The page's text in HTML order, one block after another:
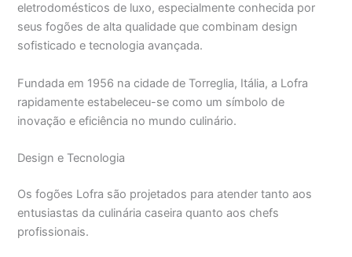
eletrodomésticos de luxo, especialmente conhecida por
seus fogões de alta qualidade que combinam design
sofisticado e tecnologia avançada.
Fundada em 1956 na cidade de Torreglia, Itália, a Lofra
rapidamente estabeleceu-se como um símbolo de
inovação e eficiência no mundo culinário.
Design e Tecnologia
Os fogões Lofra são projetados para atender tanto aos
entusiastas da culinária caseira quanto aos chefs
profissionais.